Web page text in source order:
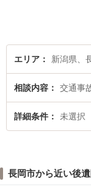
エリア 新潟県、
相談内容 交通事
詳細条件 未選択
長岡市から近い後